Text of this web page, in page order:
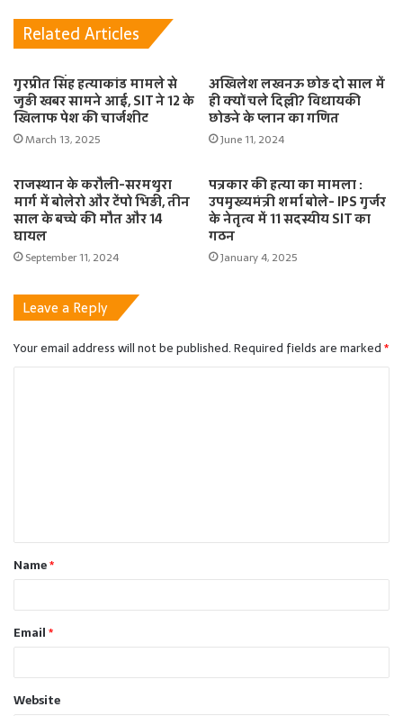
Related Articles
गुरप्रीत सिंह हत्याकांड मामले से
जुड़ी खबर सामने आई, SIT ने 12 के
खिलाफ पेश की चार्जशीट
March 13, 2025
अखिलेश लखनऊ छोड़ दो साल में
ही क्यों चले दिल्ली? विधायकी
छोड़ने के प्लान का गणित
June 11, 2024
राजस्थान के करौली-सरमथुरा
मार्ग में बोलेरो और टेंपो भिड़ी, तीन
साल के बच्चे की मौत और 14
घायल
September 11, 2024
पत्रकार की हत्या का मामला :
उपमुख्यमंत्री शर्मा बोले- IPS गुर्जर
के नेतृत्व में 11 सदस्यीय SIT का
गठन
January 4, 2025
Leave a Reply
Your email address will not be published.Required fields are marked*
t
*Name*
Email*
Website